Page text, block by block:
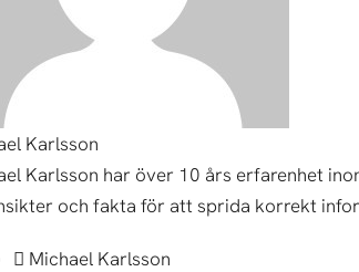
Karlsson
Karlsson har över 10 års erfarenhet
och fakta för att sprida korrekt
Michael Karlsson